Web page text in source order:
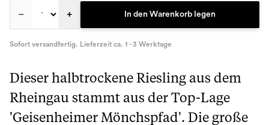
– + In den Warenkorb legen
Sofort versandfertig. Lieferzeit ca. 1 - 3 Werktage
Dieser halbtrockene Riesling aus dem
Rheingau stammt aus der Top-Lage
'Geisenheimer Mönchspfad'. Die große